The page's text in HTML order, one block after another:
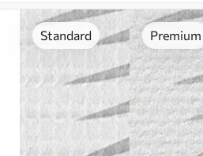
Standard Premium